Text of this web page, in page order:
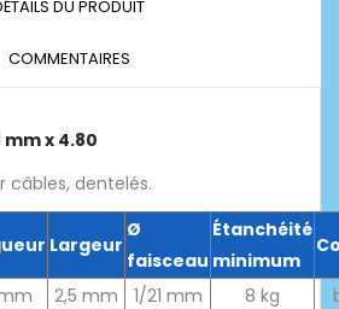
DU PRODUIT
COMMENTAIRES
x 4.80
câbles, dentelés.
Largeur
Ø
faisceau
Étanchéité
minimum
2,5 mm 1/21 mm 8 kg